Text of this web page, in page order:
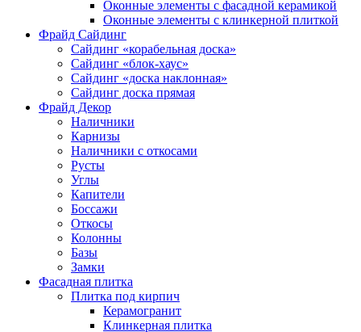
Оконные элементы с фасадной керамикой
Оконные элементы с клинкерной плиткой
Фрайд Сайдинг
Сайдинг «корабельная доска»
Сайдинг «блок-хаус»
Сайдинг «доска наклонная»
Сайдинг доска прямая
Фрайд Декор
Наличники
Карнизы
Наличники с откосами
Русты
Углы
Капители
Боссажи
Откосы
Колонны
Базы
Замки
Фасадная плитка
Плитка под кирпич
Керамогранит
Клинкерная плитка